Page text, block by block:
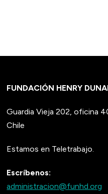
FUNDACIÓN HENRY
Guardia Vieja 202, oficina
Chile
Estamos en Teletrabajo.
Escríbenos:
administracion@funhd.org